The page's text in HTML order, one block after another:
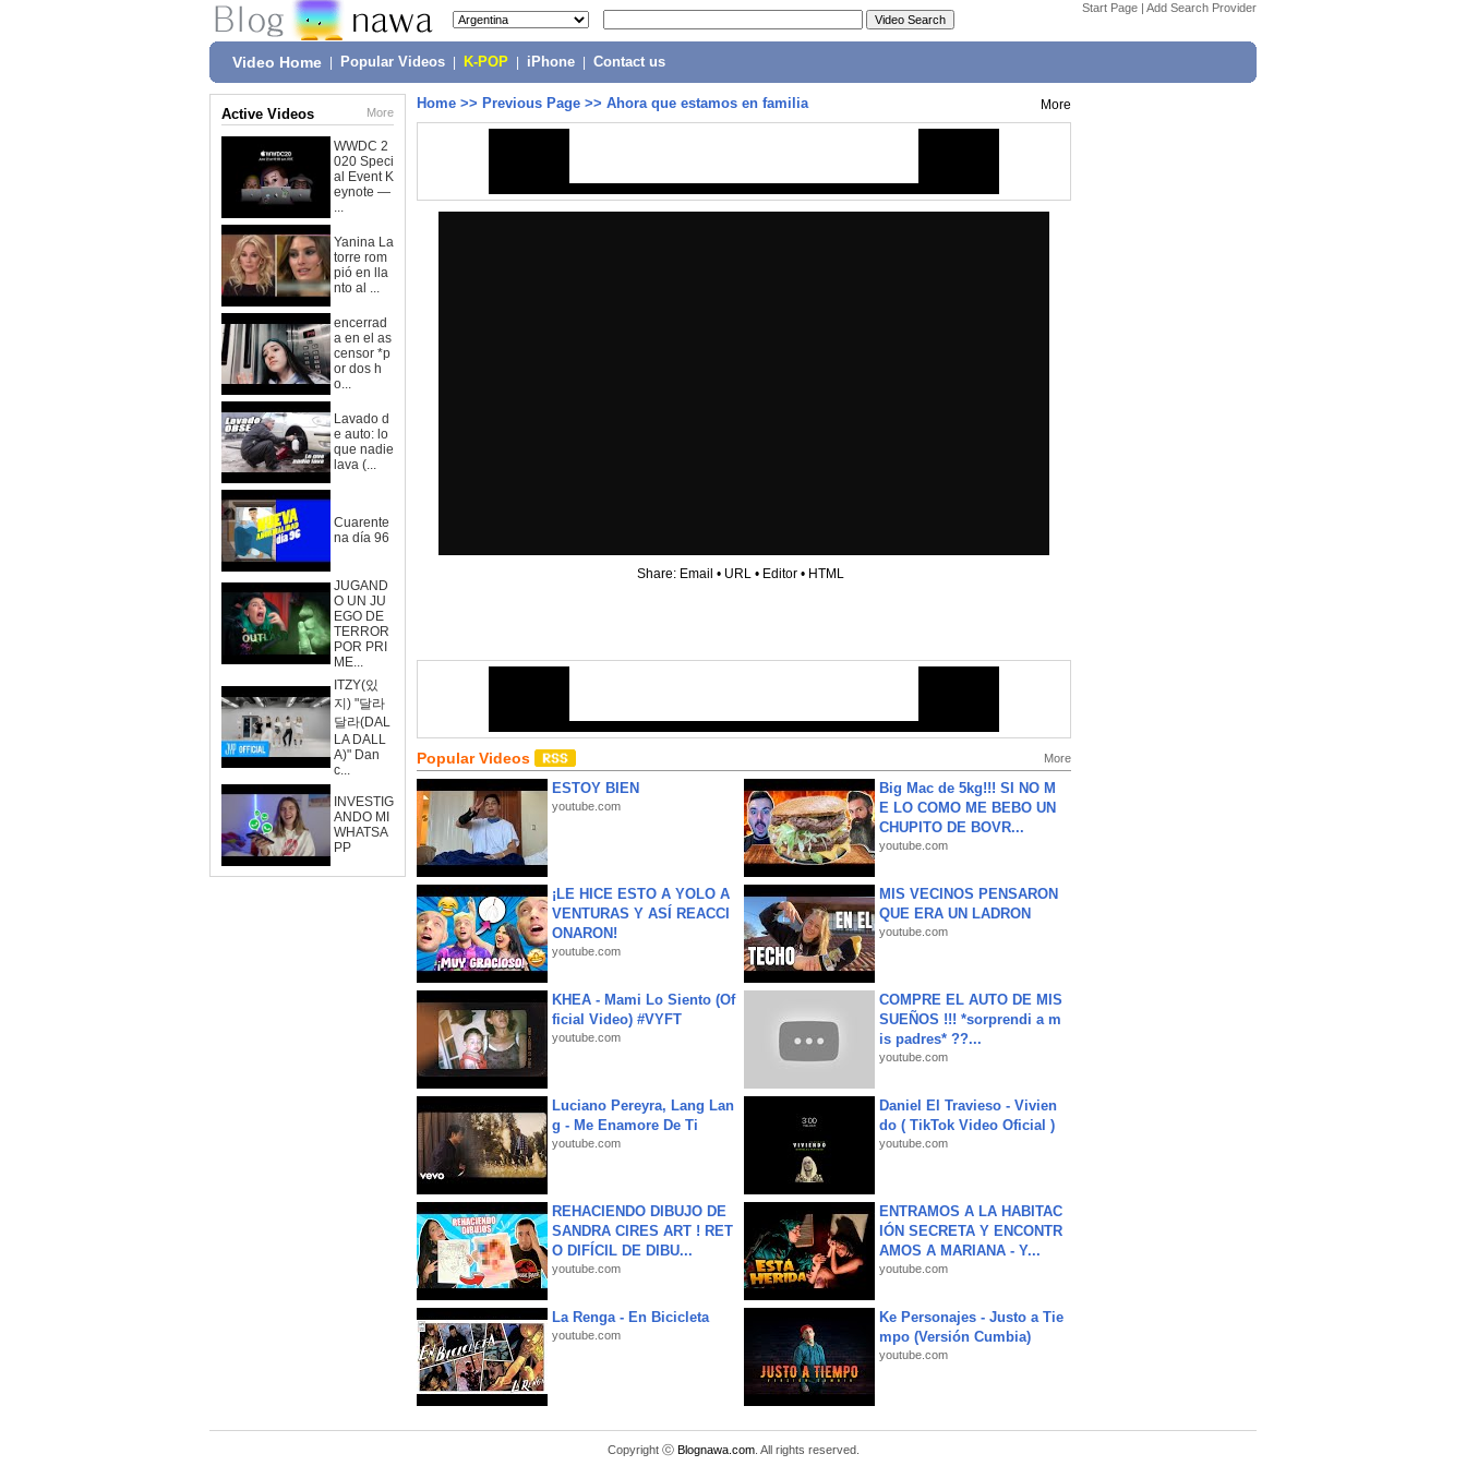
Start Page | Add Search Provider
Video Home Popular Videos K-POP iPhone Contact us
Active Videos More
WWDC 2
020 Speci
al Event K
eynote —
...
Yanina La
torre rom
pió en lla
nto al ...
encerrad
a en el as
censor *p
or dos h
o...
Lavado d
e auto: lo
que nadie
lava (...
Cuarente
na día 96
JUGAND
O UN JU
EGO DE
TERROR
POR PRI
ME...
ITZY(있
지) "달라
달라(DAL
LA DALL
A)" Dan
c...
INVESTIG
ANDO MI
WHATSA
PP
Home >> Previous Page >> Ahora que estamos en familia More
Share: Email • URL • Editor • HTML
Popular Videos More
ESTOY BIEN
youtube.com
Big Mac de 5kg!!! SI NO M
E LO COMO ME BEBO UN
CHUPITO DE BOVR...
youtube.com
¡LE HICE ESTO A YOLO A
VENTURAS Y ASÍ REACCI
ONARON!
youtube.com
MIS VECINOS PENSARON
QUE ERA UN LADRON
youtube.com
KHEA - Mami Lo Siento (Of
ficial Video) #VYFT
youtube.com
COMPRE EL AUTO DE MIS
SUEÑOS !!! *sorprendi a m
is padres* ??...
youtube.com
Luciano Pereyra, Lang Lan
g - Me Enamore De Ti
youtube.com
Daniel El Travieso - Vivien
do ( TikTok Video Oficial )
youtube.com
REHACIENDO DIBUJO DE
SANDRA CIRES ART ! RET
O DIFÍCIL DE DIBU...
youtube.com
ENTRAMOS A LA HABITAC
IÓN SECRETA Y ENCONTR
AMOS A MARIANA - Y...
youtube.com
La Renga - En Bicicleta
youtube.com
Ke Personajes - Justo a Tie
mpo (Versión Cumbia)
youtube.com
Copyright ⓒ Blognawa.com. All rights reserved.